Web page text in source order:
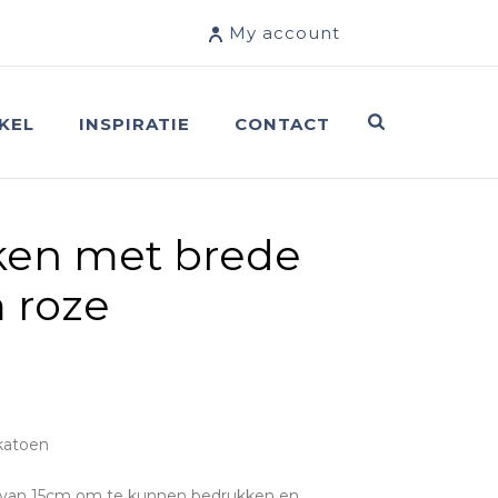
My account
INSPIRATIE CONTACT
met brede
roze